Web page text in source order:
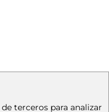
terceros para analizar